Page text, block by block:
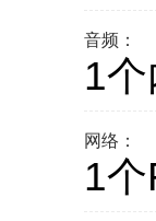
音频：
1
网络：
1